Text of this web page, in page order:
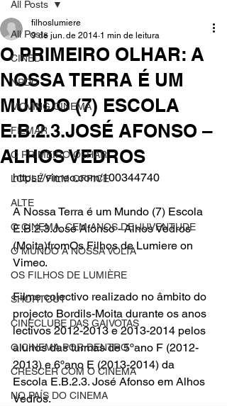
All Posts
CINED
NPDC
MOVING CINEMA
FILMAR
O PRIMEIRO OLHAR
LOULÉ FILM OFFICE
ALTE
O CINEMA, CEM ANOS DE JUVENTUDE
O MUNDO À NOSSA VOLTA
OS FILHOS DE LUMIÈRE
SHORTCUT
CINECLUBE DAS GAIVOTAS
O CINEMA POR DENTRO
CRESCER COM O CINEMA
NO PAÍS DO CINEMA
All Posts
O PRIMEIRO OLHAR: A
NOSSA TERRA É UM
MUNDO (7) ESCOLA
E.B.2.3.JOSÉ AFONSO –
ALHOS VEDROS
filhoslumiere
9 de jun. de 2014 1 min de leitura
https://vimeo.com/100344740
A Nossa Terra é um Mundo (7) Escola
E.B.2.3.José Afonso - Alhos Vedros
(Moita)fromOs Filhos de Lumiere on
Vimeo.
Filme colectivo realizado no âmbito do
projecto Bordils-Moita durante os anos
lectivos 2012-2013 e 2013-2014 pelos
alunos das turmas de 5ºano F (2012-
2013) e 6ºano E (2013-2014) da
Escola E.B.2.3. José Afonso em Alhos
Vedros.